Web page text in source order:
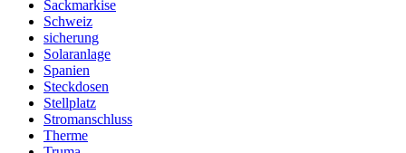
Sackmarkise
Schweiz
sicherung
Solaranlage
Spanien
Steckdosen
Stellplatz
Stromanschluss
Therme